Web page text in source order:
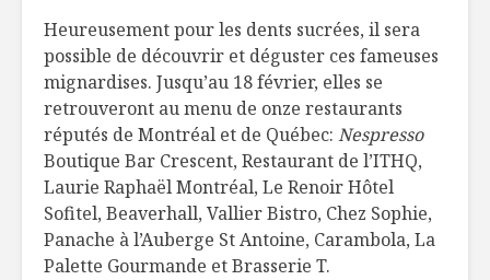
Heureusement pour les dents sucrées, il sera
possible de découvrir et déguster ces fameuses
mignardises. Jusqu’au 18 février, elles se
retrouveront au menu de onze restaurants
réputés de Montréal et de Québec: Nespresso
Boutique Bar Crescent, Restaurant de l’ITHQ,
Laurie Raphaël Montréal, Le Renoir Hôtel
Sofitel, Beaverhall, Vallier Bistro, Chez Sophie,
Panache à l’Auberge St Antoine, Carambola, La
Palette Gourmande et Brasserie T.